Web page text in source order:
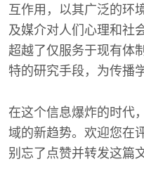
互作用，以其广泛的环
及媒介对人们心理和社
超越了仅服务于现有体
特的研究手段，为传播
在这个信息爆炸的时代
域的新趋势。欢迎您在
别忘了点赞并转发这篇